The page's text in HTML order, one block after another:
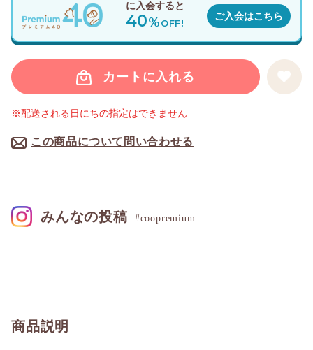
カートに入れる
この商品について問い合わせる
※配送される日にちの指定はできません
に入会すると
40%OFF!
ご入会はこちら
商品説明
みんなの投稿 #coopremium